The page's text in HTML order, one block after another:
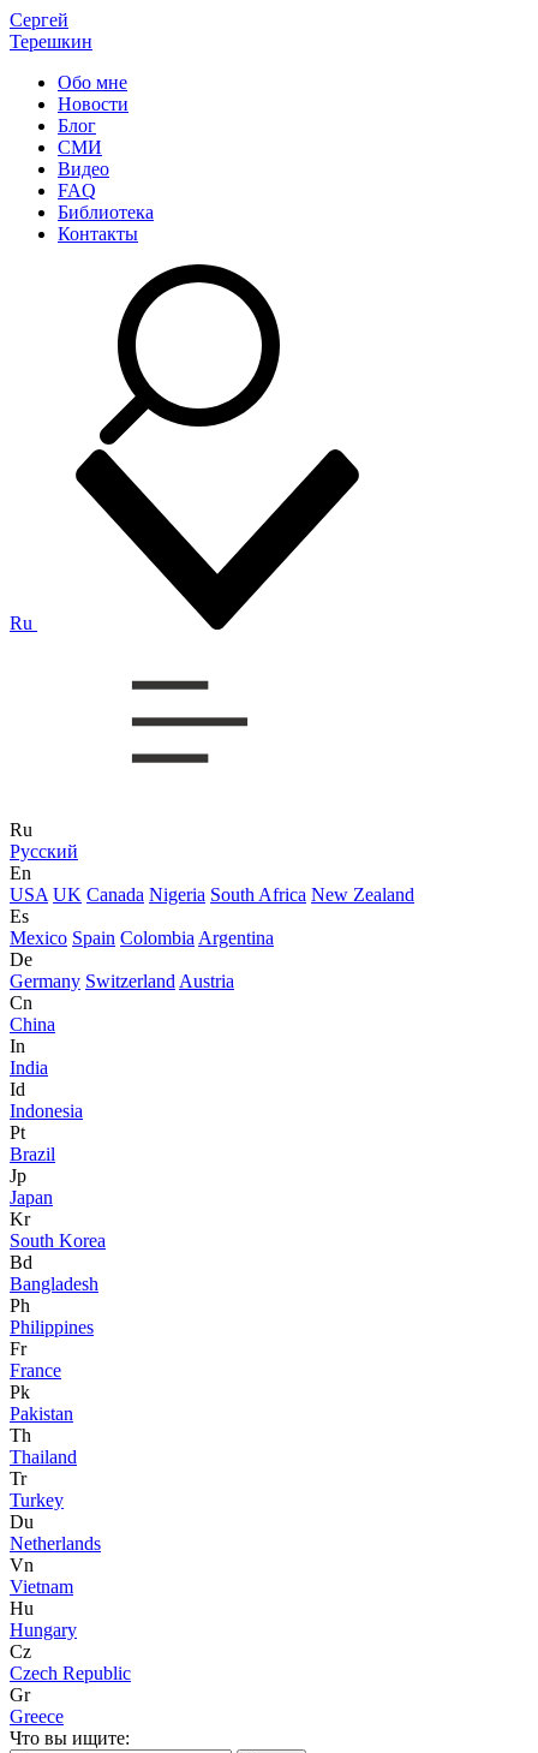
Сергей
Терешкин
Обо мне
Новости
Блог
СМИ
Видео
FAQ
Библиотека
Контакты
Ru
Ru
Русский
En
USA UK Canada Nigeria South Africa New Zealand
Es
Mexico Spain Colombia Argentina
De
Germany Switzerland Austria
Cn
China
In
India
Id
Indonesia
Pt
Brazil
Jp
Japan
Kr
South Korea
Bd
Bangladesh
Ph
Philippines
Fr
France
Pk
Pakistan
Th
Thailand
Tr
Turkey
Du
Netherlands
Vn
Vietnam
Hu
Hungary
Cz
Czech Republic
Gr
Greece
Что вы ищите: